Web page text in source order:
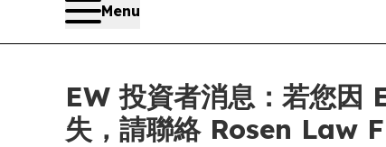
Menu
EW 投資者消息：若您
失，請聯絡 Rosen Law